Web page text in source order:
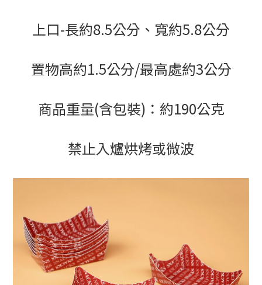
上口-長約8.5公分、寬約5.8公分
置物高約1.5公分/最高處約3公分
商品重量(含包裝)：約190公克
禁止入爐烘烤或微波